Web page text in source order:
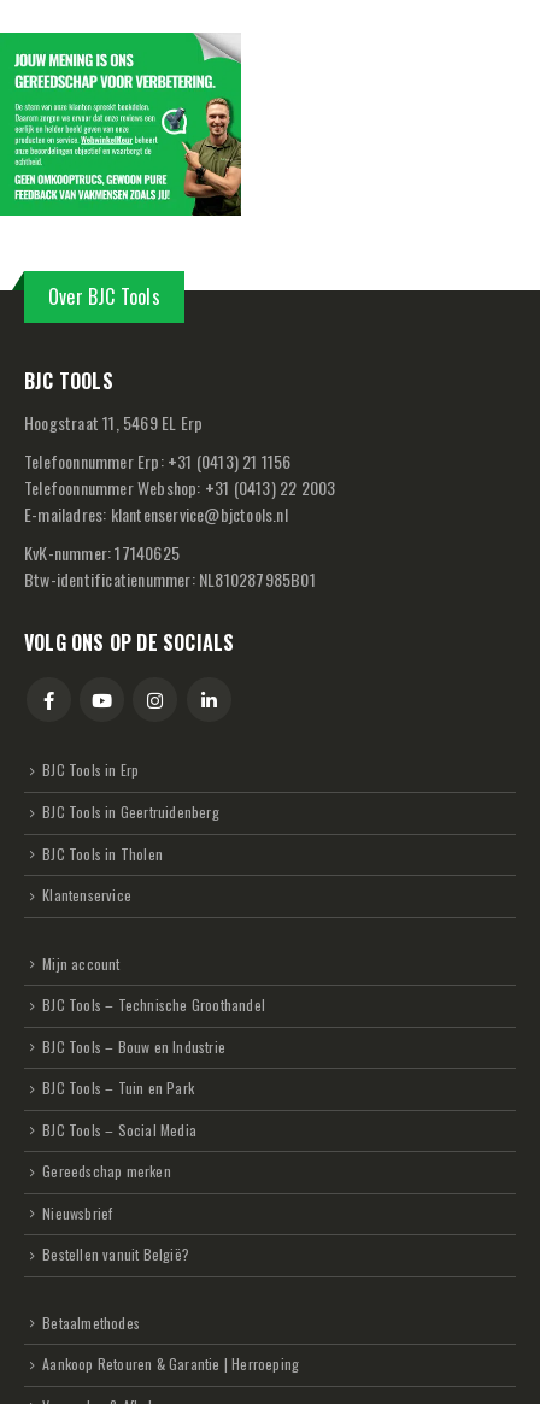
Over BJC Tools
BJC TOOLS
Hoogstraat 11, 5469 EL Erp
Telefoonnummer Erp:+31 (0413) 21 1156
Telefoonnummer Webshop: +31 (0413) 22 2003
E-mailadres: klantenservice@bjctools.nl
KvK-nummer: 17140625
Btw-identificatienummer: NL810287985B01
VOLG ONS OP DE SOCIALS
BJC Tools in Erp
BJC Tools in Geertruidenberg
BJC Tools in Tholen
Klantenservice
Mijn account
BJC Tools – Technische Groothandel
BJC Tools – Bouw en Industrie
BJC Tools – Tuin en Park
BJC Tools – Social Media
Gereedschap merken
Nieuwsbrief
Bestellen vanuit België?
Betaalmethodes
Aankoop Retouren & Garantie | Herroeping